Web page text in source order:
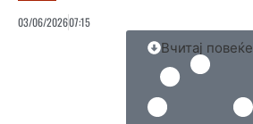
03/06/202607:15
Вчитај повеќе